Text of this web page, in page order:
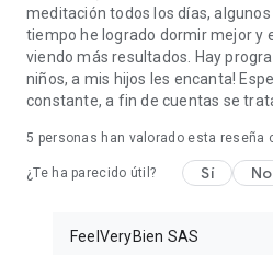
Explora nuestro catálogo
Progresión: Rutinas paso a paso
Sueño: Cuentos para dormir y
sueño y lograr un descanso
Respiración: Coherencia cardíaca
tu cuerpo.
claridad y el dejar ir.
Uno Mismo: Descubrete a ti mismo.
meditación todos los días,
tiempo he logrado dormir mejor y
viendo más resultados. Hay
niños, a mis hijos les encanta!
constante, a fin de cuentas se
5 personas han valorado esta reseña
¿Te ha parecido útil? Sí No
FeelVeryBien SAS